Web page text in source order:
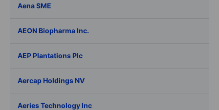
Aena SME
AEON Biopharma Inc.
AEP Plantations Plc
Aercap Holdings NV
Aeries Technology Inc